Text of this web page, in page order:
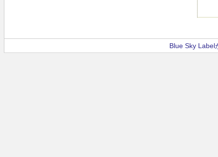
Blue Sky Label